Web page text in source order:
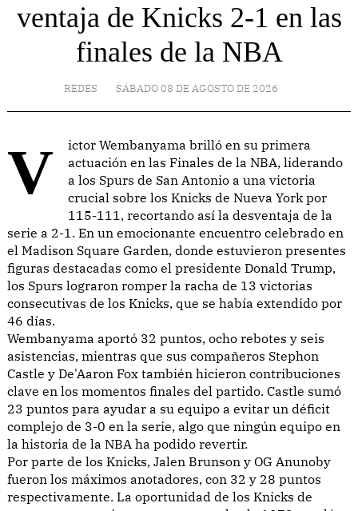
ventaja de Knicks 2-1 en las
finales de la NBA
REDES SÁBADO 08 DE AGOSTO DE 2026
Victor Wembanyama brilló en su primera
actuación en las Finales de la NBA, liderando
a los Spurs de San Antonio a una victoria
crucial sobre los Knicks de Nueva York por
115-111, recortando así la desventaja de la
serie a 2-1. En un emocionante encuentro celebrado en
el Madison Square Garden, donde estuvieron presentes
figuras destacadas como el presidente Donald Trump,
los Spurs lograron romper la racha de 13 victorias
consecutivas de los Knicks, que se había extendido por
46 días.
Wembanyama aportó 32 puntos, ocho rebotes y seis
asistencias, mientras que sus compañeros Stephon
Castle y De'Aaron Fox también hicieron contribuciones
clave en los momentos finales del partido. Castle sumó
23 puntos para ayudar a su equipo a evitar un déficit
complejo de 3-0 en la serie, algo que ningún equipo en
la historia de la NBA ha podido revertir.
Por parte de los Knicks, Jalen Brunson y OG Anunoby
fueron los máximos anotadores, con 32 y 28 puntos
respectivamente. La oportunidad de los Knicks de